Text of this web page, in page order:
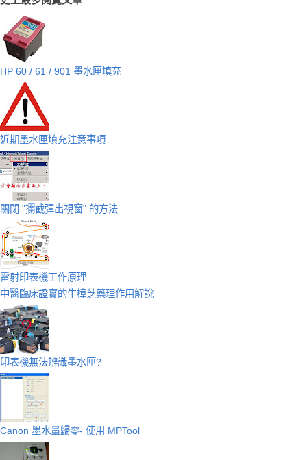
HP 60 / 61 / 901 墨水匣填充
近期墨水匣填充注意事項
關閉 "攔截彈出視窗" 的方法
雷射印表機工作原理
中醫臨床證實的牛樟芝藥理作用解說
印表機無法辨識墨水匣?
Canon 墨水量歸零- 使用 MPTool